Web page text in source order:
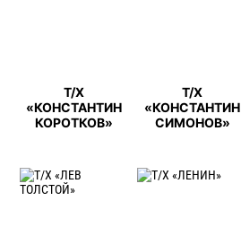
Т/Х
«КОНСТАНТИН
КОРОТКОВ»
Т/Х
«КОНСТАНТИН
СИМОНОВ»